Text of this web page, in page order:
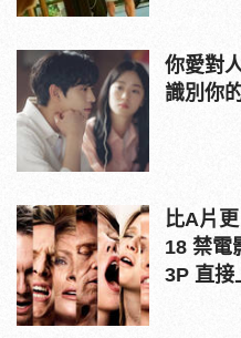
你愛對
識別你
比A片
18 禁電
3P 直接